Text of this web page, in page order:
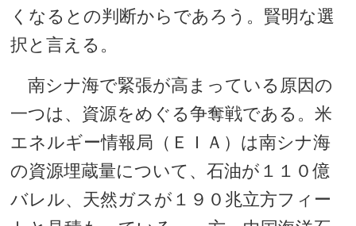
くなるとの判断からであろう。賢明な選
択と言える。
南シナ海で緊張が高まっている原因の
一つは、資源をめぐる争奪戦である。米
エネルギー情報局（ＥＩＡ）は南シナ海
の資源埋蔵量について、石油が１１０億
バレル、天然ガスが１９０兆立方フィー